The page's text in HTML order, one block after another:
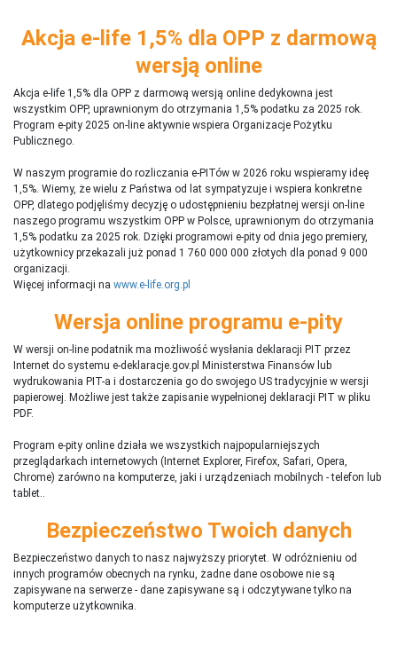
Akcja e-life 1,5% dla OPP z darmową
wersją online
Akcja e-life 1,5% dla OPP z darmową wersją online dedykowna jest
wszystkim OPP, uprawnionym do otrzymania 1,5% podatku za 2025 rok.
Program e-pity 2025 on-line aktywnie wspiera Organizacje Pożytku
Publicznego.
W naszym programie do rozliczania e-PITów w 2026 roku wspieramy ideę
1,5%. Wiemy, że wielu z Państwa od lat sympatyzuje i wspiera konkretne
OPP, dlatego podjęliśmy decyzję o udostępnieniu bezpłatnej wersji on-line
naszego programu wszystkim OPP w Polsce, uprawnionym do otrzymania
1,5% podatku za 2025 rok. Dzięki programowi e-pity od dnia jego premiery,
użytkownicy przekazali już ponad 1 760 000 000 złotych dla ponad 9 000
organizacji.
Więcej informacji na www.e-life.org.pl
Wersja online programu e-pity
W wersji on-line podatnik ma możliwość wysłania deklaracji PIT przez
Internet do systemu e-deklaracje.gov.pl Ministerstwa Finansów lub
wydrukowania PIT-a i dostarczenia go do swojego US tradycyjnie w wersji
papierowej. Możliwe jest także zapisanie wypełnionej deklaracji PIT w pliku
PDF.
Program e-pity online działa we wszystkich najpopularniejszych
przeglądarkach internetowych (Internet Explorer, Firefox, Safari, Opera,
Chrome) zarówno na komputerze, jaki i urządzeniach mobilnych - telefon lub
tablet..
Bezpieczeństwo Twoich danych
Bezpieczeństwo danych to nasz najwyższy priorytet. W odróżnieniu od
innych programów obecnych na rynku, żadne dane osobowe nie są
zapisywane na serwerze - dane zapisywane są i odczytywane tylko na
komputerze użytkownika.